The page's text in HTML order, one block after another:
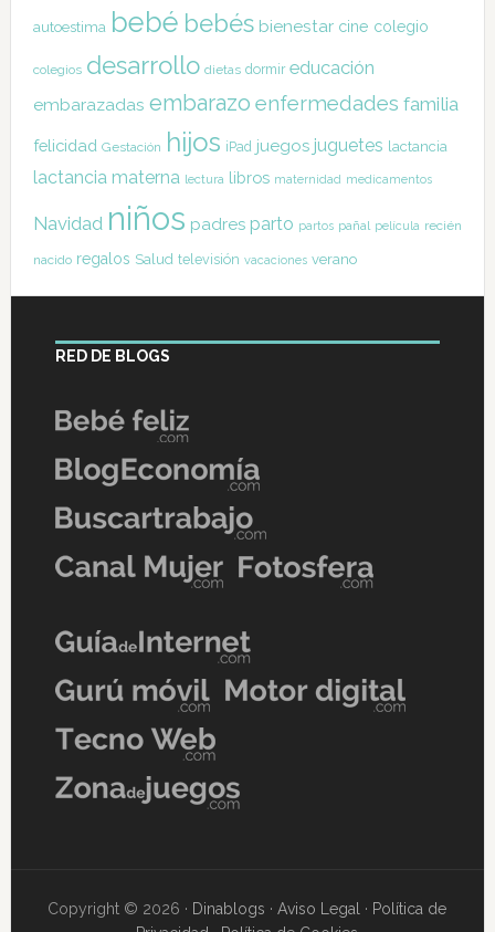
autoestima bebé bebés bienestar cine colegio
colegios desarrollo dietas dormir educación
embarazadas embarazo enfermedades familia
felicidad Gestación hijos iPad juegos juguetes lactancia
lactancia materna lectura libros maternidad medicamentos
Navidad niños padres parto partos pañal película recién
nacido regalos Salud televisión vacaciones verano
RED DE BLOGS
Copyright © 2026 · Dinablogs ·Aviso Legal · Política de